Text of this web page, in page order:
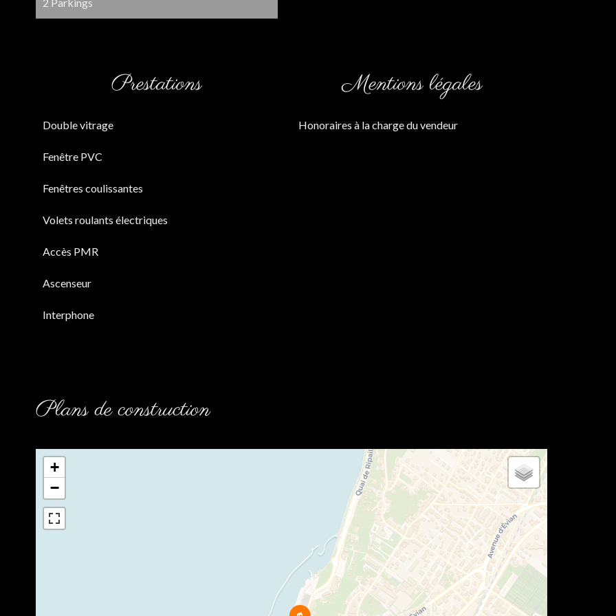
Prestations
Double vitrage
Fenêtre PVC
Fenêtres coulissantes
Volets roulants électriques
Accès PMR
Ascenseur
Interphone
Mentions légales
Honoraires à la charge du vendeur
Plans de construction
+
−